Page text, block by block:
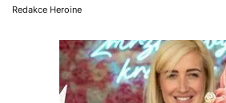
Redakce Heroine